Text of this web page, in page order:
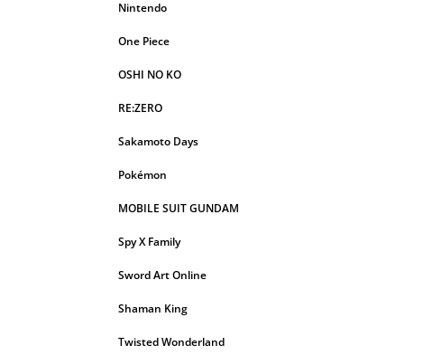
Nintendo
One Piece
OSHI NO KO
RE:ZERO
Sakamoto Days
Pokémon
MOBILE SUIT GUNDAM
Spy X Family
Sword Art Online
Shaman King
Twisted Wonderland